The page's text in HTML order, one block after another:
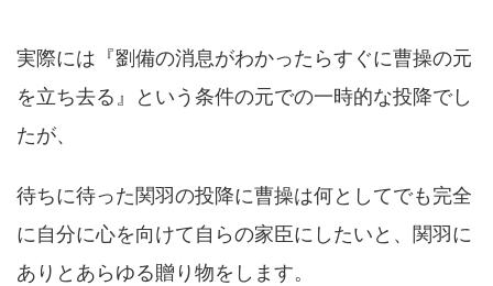
実際には『劉備の消息がわかったらすぐに曹操の元
を立ち去る』という条件の元での一時的な投降でし
たが、
待ちに待った関羽の投降に曹操は何としてでも完全
に自分に心を向けて自らの家臣にしたいと、関羽に
ありとあらゆる贈り物をします。